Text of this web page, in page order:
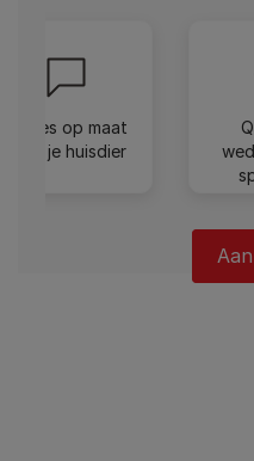
Advies op maat
voor je huisdier